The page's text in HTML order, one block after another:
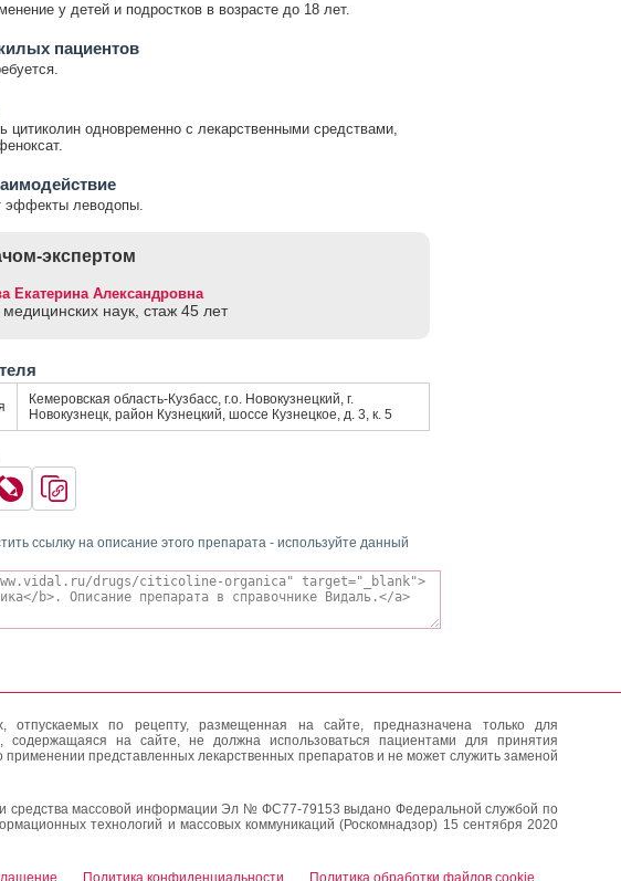
у детей и подростков в возрасте до 18 лет.
пациентов
цитиколин одновременно с лекарственными средствами,
эффекты леводопы.
экспертом
Екатерина Александровна
медицинских наук, стаж 45 лет
Кемеровская область-Кузбасс, г.о. Новокузнецкий, г.
Новокузнецк, район Кузнецкий, шоссе Кузнецкое, д. 3, к. 5
ссылку на описание этого препарата - используйте данный
отпускаемых по рецепту, размещенная на сайте, предназначена только для
содержащаяся на сайте, не должна использоваться пациентами для принятия
применении представленных лекарственных препаратов и не может служить заменой
средства массовой информации Эл № ФС77-79153 выдано Федеральной службой по
технологий и массовых коммуникаций (Роскомнадзор) 15 сентября 2020
Политика конфиденциальности Политика обработки файлов cookie